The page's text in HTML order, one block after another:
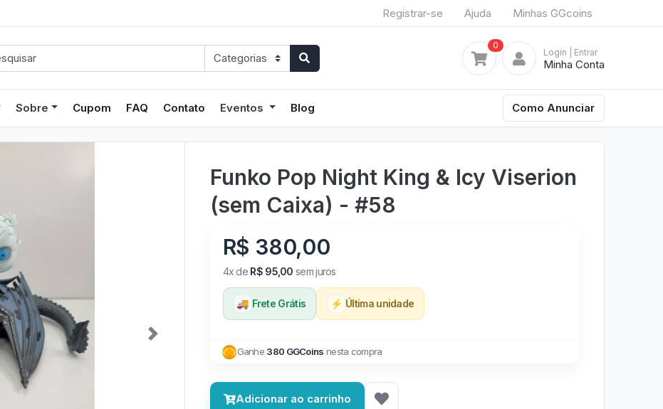
Registrar-se Ajuda Minhas GGcoins
0
Login | Entrar
Minha Conta
Sobre Cupom FAQ Contato Eventos Blog Como Anunciar
Next
Funko Pop Night King & Icy Viserion
(sem Caixa) - #58
R$ 380,00
4x de R$ 95,00 sem juros
🚚 Frete Grátis ⚡ Última unidade
Ganhe 380 GGCoins nesta compra
Adicionar ao carrinho